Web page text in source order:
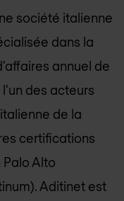
société italienne
dans la
annuel de
des acteurs
de la
certifications
Alto
Aditinet est